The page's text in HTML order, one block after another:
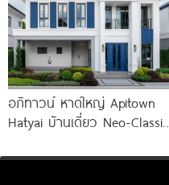
อภิทาวน์ หาดใหญ่ Apitown
Hatyai บ้านเดี่ยว Neo-Classic
ม.หาดใหญ่ 10